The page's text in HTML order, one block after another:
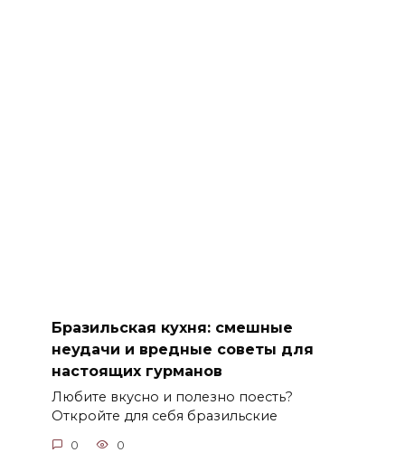
Бразильская кухня: смешные
неудачи и вредные советы для
настоящих гурманов
Любите вкусно и полезно поесть?
Откройте для себя бразильские
0 0